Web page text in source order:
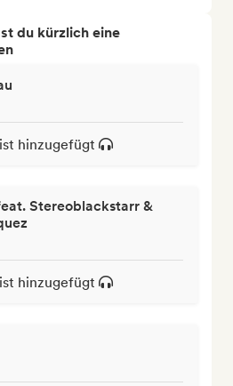
du kürzlich eine
hinzugefügt
Stereoblackstarr &
hinzugefügt